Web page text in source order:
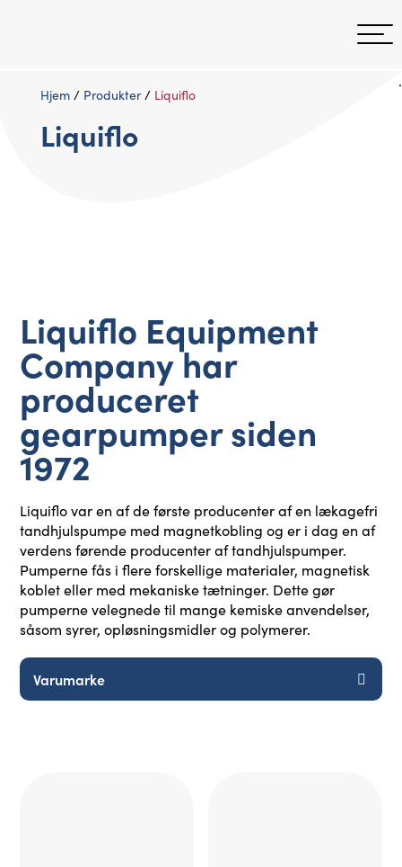
Hjem/ Produkter/ Liquiflo
Liquiflo
.
Liquiflo Equipment
Company har
produceret
gearpumper siden
1972
Liquiflo var en af ​​de første producenter af en lækagefri
tandhjulspumpe med magnetkobling og er i dag en af ​​
verdens førende producenter af tandhjulspumper.
Pumperne fås i flere forskellige materialer, magnetisk
koblet eller med mekaniske tætninger. Dette gør
pumperne velegnede til mange kemiske anvendelser,
såsom syrer, opløsningsmidler og polymerer.